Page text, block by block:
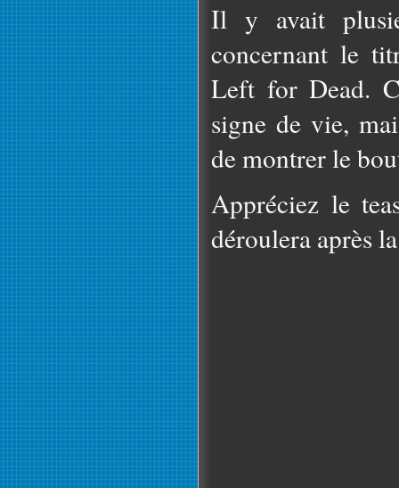
Il y avait
concernant le
Left for Dead.
signe de vie,
de montrer le
Appréciez le
déroulera après